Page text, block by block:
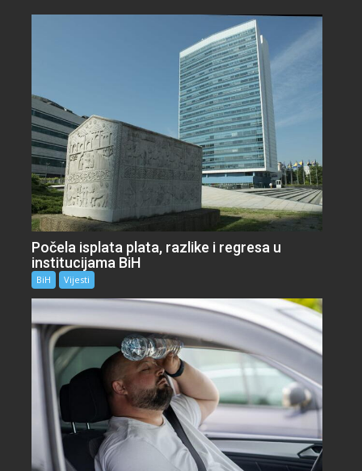
Počela isplata plata, razlike i regresa u
institucijama BiH
BiH Vijesti